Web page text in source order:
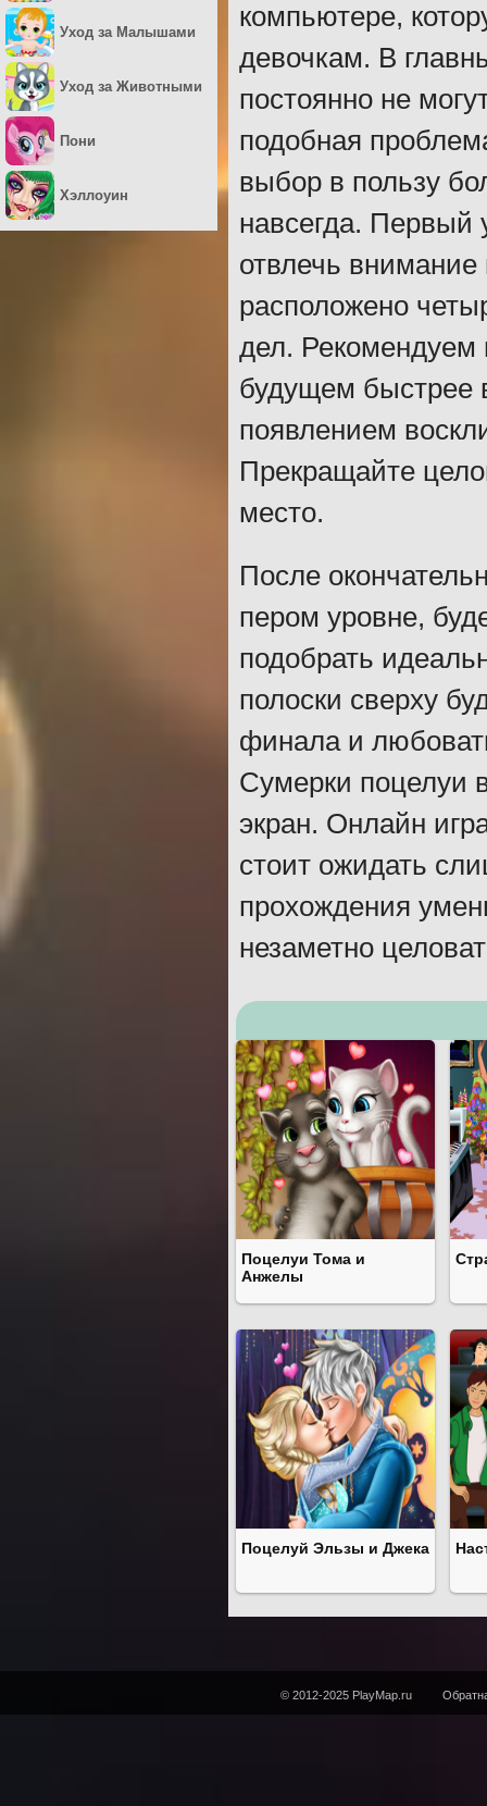
компьютере,
девочкам. В
постоянно не
подобная
выбор в пользу
навсегда. Первый
отвлечь
расположено
дел. Рекомендуем
будущем быстрее
появлением
Прекращайте
место.
После
пером уровне,
подобрать
полоски сверху
финала и
Сумерки поцелуи
экран. Онлайн
стоит ожидать
прохождения
незаметно
Поцелуи Тома и
Анжелы
Поцелуй Эльзы и Джека
Уход за Малышами
Уход за Животными
Пони
Хэллоуин
© 2012-2025 PlayMap.ru